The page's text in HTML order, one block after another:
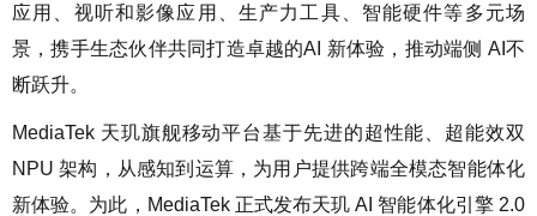
应用、视听和影像应用、生产力工具、智能硬件等多元场
景，携手生态伙伴共同打造卓越的AI 新体验，推动端侧 AI不
断跃升。
MediaTek 天玑旗舰移动平台基于先进的超性能、超能效双
NPU 架构，从感知到运算，为用户提供跨端全模态智能体化
新体验。为此，MediaTek 正式发布天玑 AI 智能体化引擎 2.0